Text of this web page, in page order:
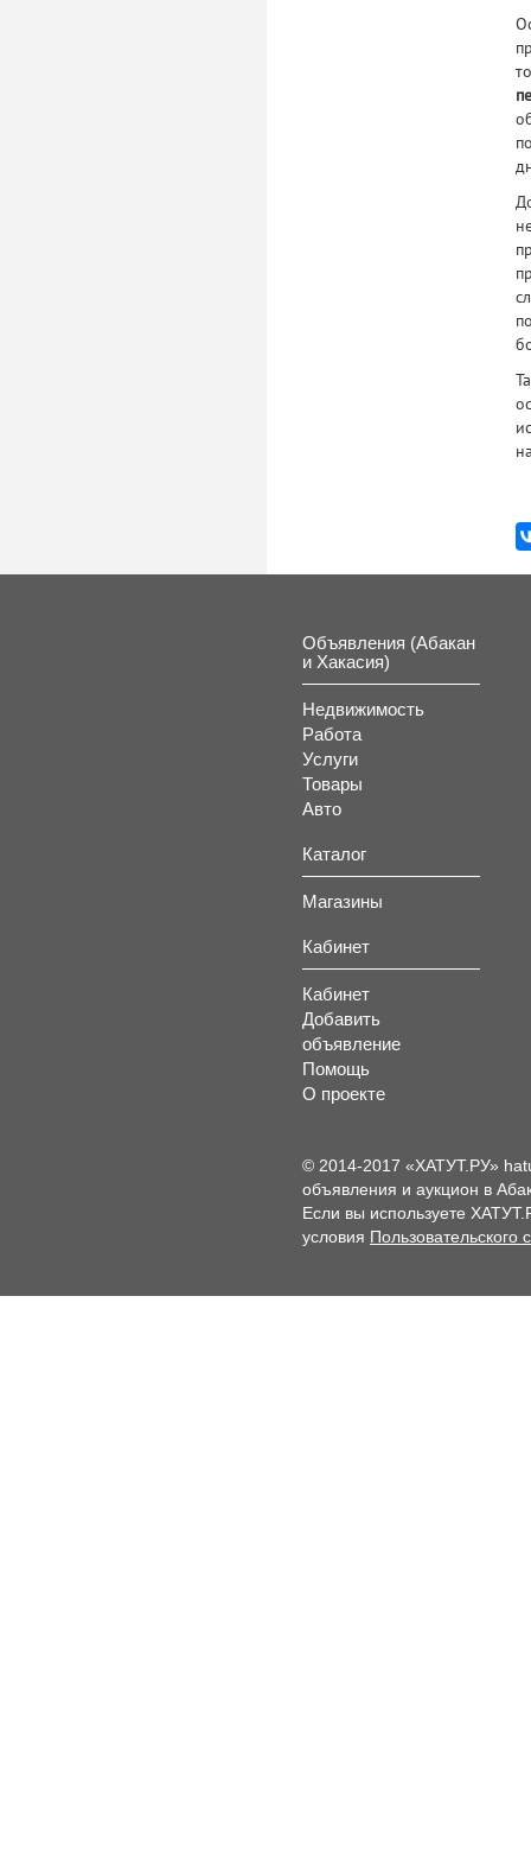
Объявления (Абакан
и Хакасия)
Недвижимость
Работа
Услуги
Товары
Авто
Каталог
Магазины
Кабинет
Кабинет
Добавить
объявление
Помощь
О проекте
© 2014-2017 «ХАТУТ.РУ»
объявления и аукцион в
Если вы используете
условия Пользовательского